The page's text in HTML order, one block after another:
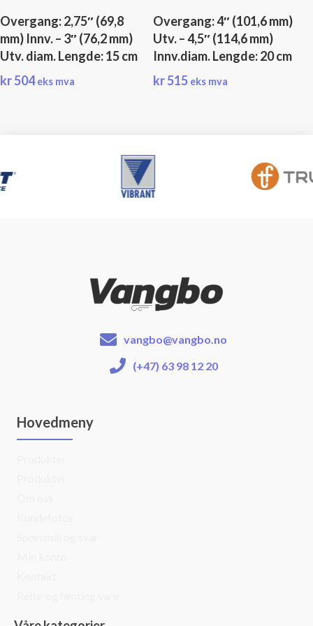
Overgang: 2,75″ (69,8
mm) Innv. – 3″ (76,2 mm)
Utv. diam. Lengde: 15 cm
kr504 eks mva
Overgang: 4″ (101,6 mm)
Utv. – 4,5″ (114,6 mm)
Innv.diam. Lengde: 20 cm
kr515 eks mva
vangbo@vangbo.no
(+47) 63 98 12 20
Hovedmeny